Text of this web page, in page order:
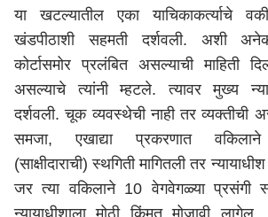
या खटल्यातील एका याचिकाकर्त्याचे
खंडपीठाशी सहमती दर्शवली. अशी
कोर्टासमोर प्रलंबित असल्याची माहिती
असल्याचे त्यांनी म्हटले. त्यावर मुख्य
दर्शवली. चूक व्यवस्थेची नाही तर व्यक्तीची
समजा, एखाद्या प्रकरणात वकिलाने
(साक्षीदाराची) स्थगिती मागितली तर
जर त्या वकिलाने 10 वेगवेगळ्या प्रसंगी
न्यायाधीशाला मोठी किंमत मोजावी लागेल,